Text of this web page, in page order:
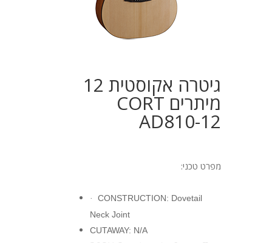
גיטרה אקוסטית 12
מיתרים CORT
AD810-12
מפרט טכני:
·
CONSTRUCTION: Dovetail
Neck Joint
CUTAWAY: N/A